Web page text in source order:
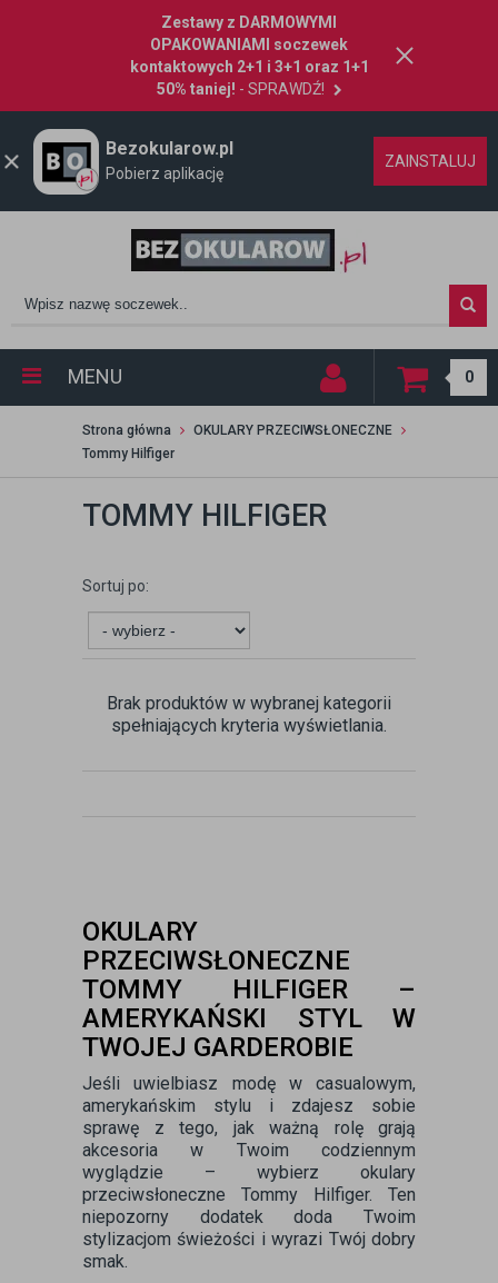
Zestawy z DARMOWYMI
OPAKOWANIAMI soczewek
kontaktowych 2+1 i 3+1 oraz 1+1
50% taniej! - SPRAWDŹ!
Bezokularow.pl
Pobierz aplikację
ZAINSTALUJ
MENU 0
Strona główna
OKULARY PRZECIWSŁONECZNE
Tommy Hilfiger
TOMMY HILFIGER
Sortuj po:
Brak produktów w wybranej kategorii
spełniających kryteria wyświetlania.
OKULARY
PRZECIWSŁONECZNE
TOMMY HILFIGER –
AMERYKAŃSKI STYL W
TWOJEJ GARDEROBIE
Jeśli uwielbiasz modę w casualowym,
amerykańskim stylu i zdajesz sobie
sprawę z tego, jak ważną rolę grają
akcesoria w Twoim codziennym
wyglądzie – wybierz okulary
przeciwsłoneczne Tommy Hilfiger. Ten
niepozorny dodatek doda Twoim
stylizacjom świeżości i wyrazi Twój dobry
smak.